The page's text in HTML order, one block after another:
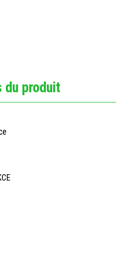
du produit